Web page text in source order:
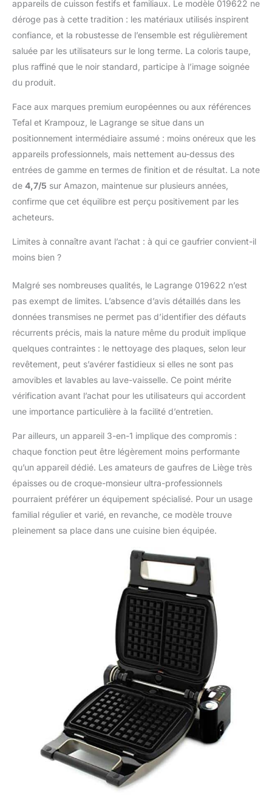
avertissent lorsque
votre gaufre est prête.
Une cuisson
homogène: L'appareil
est réversible sur socle
pour une bonne
et facile à nettoyer:
Avec la même
recette et réalisez des
gaufrettes ou des
croque monsieur. Pour
cela, il suffit de changer
nettoyer, les plaques
au lave-vaisselle.
revêtement antiadhésif
Multifonction : plaques
Bouton de réglage de la
finition (moelleux /
croustillant) Molette de
réglage du degré de
de mise sous tension
Voyant vert et signal
sonore de fin de
cuisson Boutons
d’éjection des plaques
Poignées en bakélite
Cordon amovible
Puissance : 1200 W
Dimensions: 35 x 31 x
14,5 cm
appareils de cuisson festifs et familiaux. Le modèle 019622 ne
déroge pas à cette tradition : les matériaux utilisés inspirent
confiance, et la robustesse de l’ensemble est régulièrement
saluée par les utilisateurs sur le long terme. La coloris taupe,
plus raffiné que le noir standard, participe à l’image soignée
du produit.
Face aux marques premium européennes ou aux références
Tefal et Krampouz, le Lagrange se situe dans un
positionnement intermédiaire assumé : moins onéreux que les
appareils professionnels, mais nettement au-dessus des
entrées de gamme en termes de finition et de résultat. La note
de 4,7/5 sur Amazon, maintenue sur plusieurs années,
confirme que cet équilibre est perçu positivement par les
acheteurs.
Limites à connaître avant l’achat : à qui ce gaufrier convient-il
moins bien ?
Malgré ses nombreuses qualités, le Lagrange 019622 n’est
pas exempt de limites. L’absence d’avis détaillés dans les
données transmises ne permet pas d’identifier des défauts
récurrents précis, mais la nature même du produit implique
quelques contraintes : le nettoyage des plaques, selon leur
revêtement, peut s’avérer fastidieux si elles ne sont pas
amovibles et lavables au lave-vaisselle. Ce point mérite
vérification avant l’achat pour les utilisateurs qui accordent
une importance particulière à la facilité d’entretien.
Par ailleurs, un appareil 3-en-1 implique des compromis :
chaque fonction peut être légèrement moins performante
qu’un appareil dédié. Les amateurs de gaufres de Liège très
épaisses ou de croque-monsieur ultra-professionnels
pourraient préférer un équipement spécialisé. Pour un usage
familial régulier et varié, en revanche, ce modèle trouve
pleinement sa place dans une cuisine bien équipée.